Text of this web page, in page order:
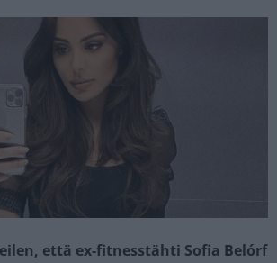
että ex-fitnesstähti Sofia Belórf